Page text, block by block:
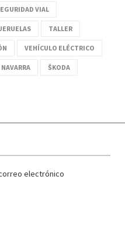
VIAL
TALLER
VEHÍCULO ELÉCTRICO
ŠKODA
electrónico